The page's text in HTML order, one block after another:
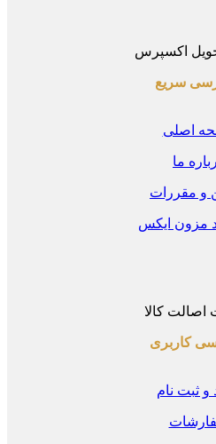
اکسپرس
ما
ایکس
کالا
نام